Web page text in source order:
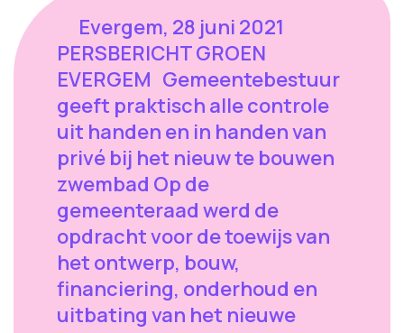
Evergem, 28 juni 2021
PERSBERICHT GROEN
EVERGEM Gemeentebestuur
geeft praktisch alle controle
uit handen en in handen van
privé bij het nieuw te bouwen
zwembad Op de
gemeenteraad werd de
opdracht voor de toewijs van
het ontwerp, bouw,
financiering, onderhoud en
uitbating van het nieuwe